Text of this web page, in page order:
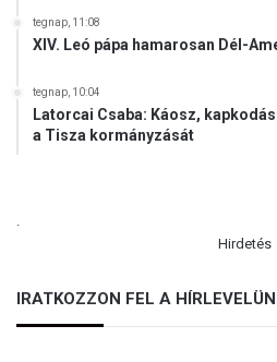
tegnap, 11:08
XIV. Leó pápa hamarosan Dél-
tegnap, 10:04
Latorcai Csaba: Káosz,
a Tisza kormányzását
.
Hirdetés
IRATKOZZON FEL A